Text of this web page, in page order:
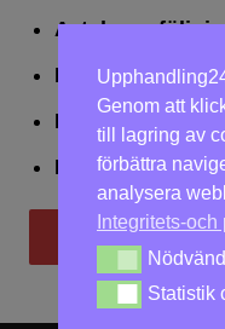
Leda
LOU på två
Till
Genom att
till lagring av
förbättra
analysera
Integritets-
Nödvändiga
Statistik och
Statistik